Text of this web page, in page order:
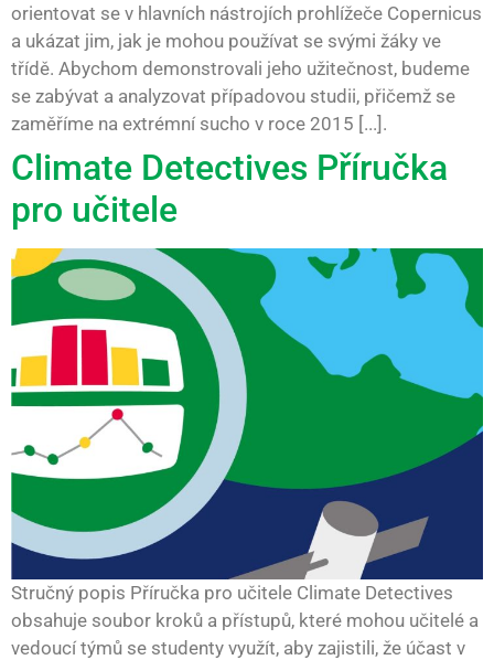
orientovat se v hlavních nástrojích prohlížeče Copernicus
a ukázat jim, jak je mohou používat se svými žáky ve
třídě. Abychom demonstrovali jeho užitečnost, budeme
se zabývat a analyzovat případovou studii, přičemž se
zaměříme na extrémní sucho v roce 2015 [...].
Climate Detectives Příručka
pro učitele
Stručný popis Příručka pro učitele Climate Detectives
obsahuje soubor kroků a přístupů, které mohou učitelé a
vedoucí týmů se studenty využít, aby zajistili, že účast v